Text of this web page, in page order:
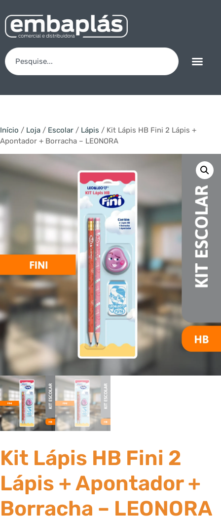
Início / Loja / Escolar / Lápis / Kit Lápis HB Fini 2 Lápis +
Apontador + Borracha – LEONORA
Kit Lápis HB Fini 2
Lápis + Apontador +
Borracha – LEONORA